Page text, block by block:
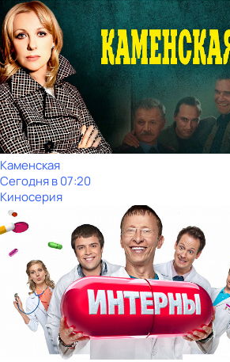
Каменская
Сегодня в 07:20
Киносерия